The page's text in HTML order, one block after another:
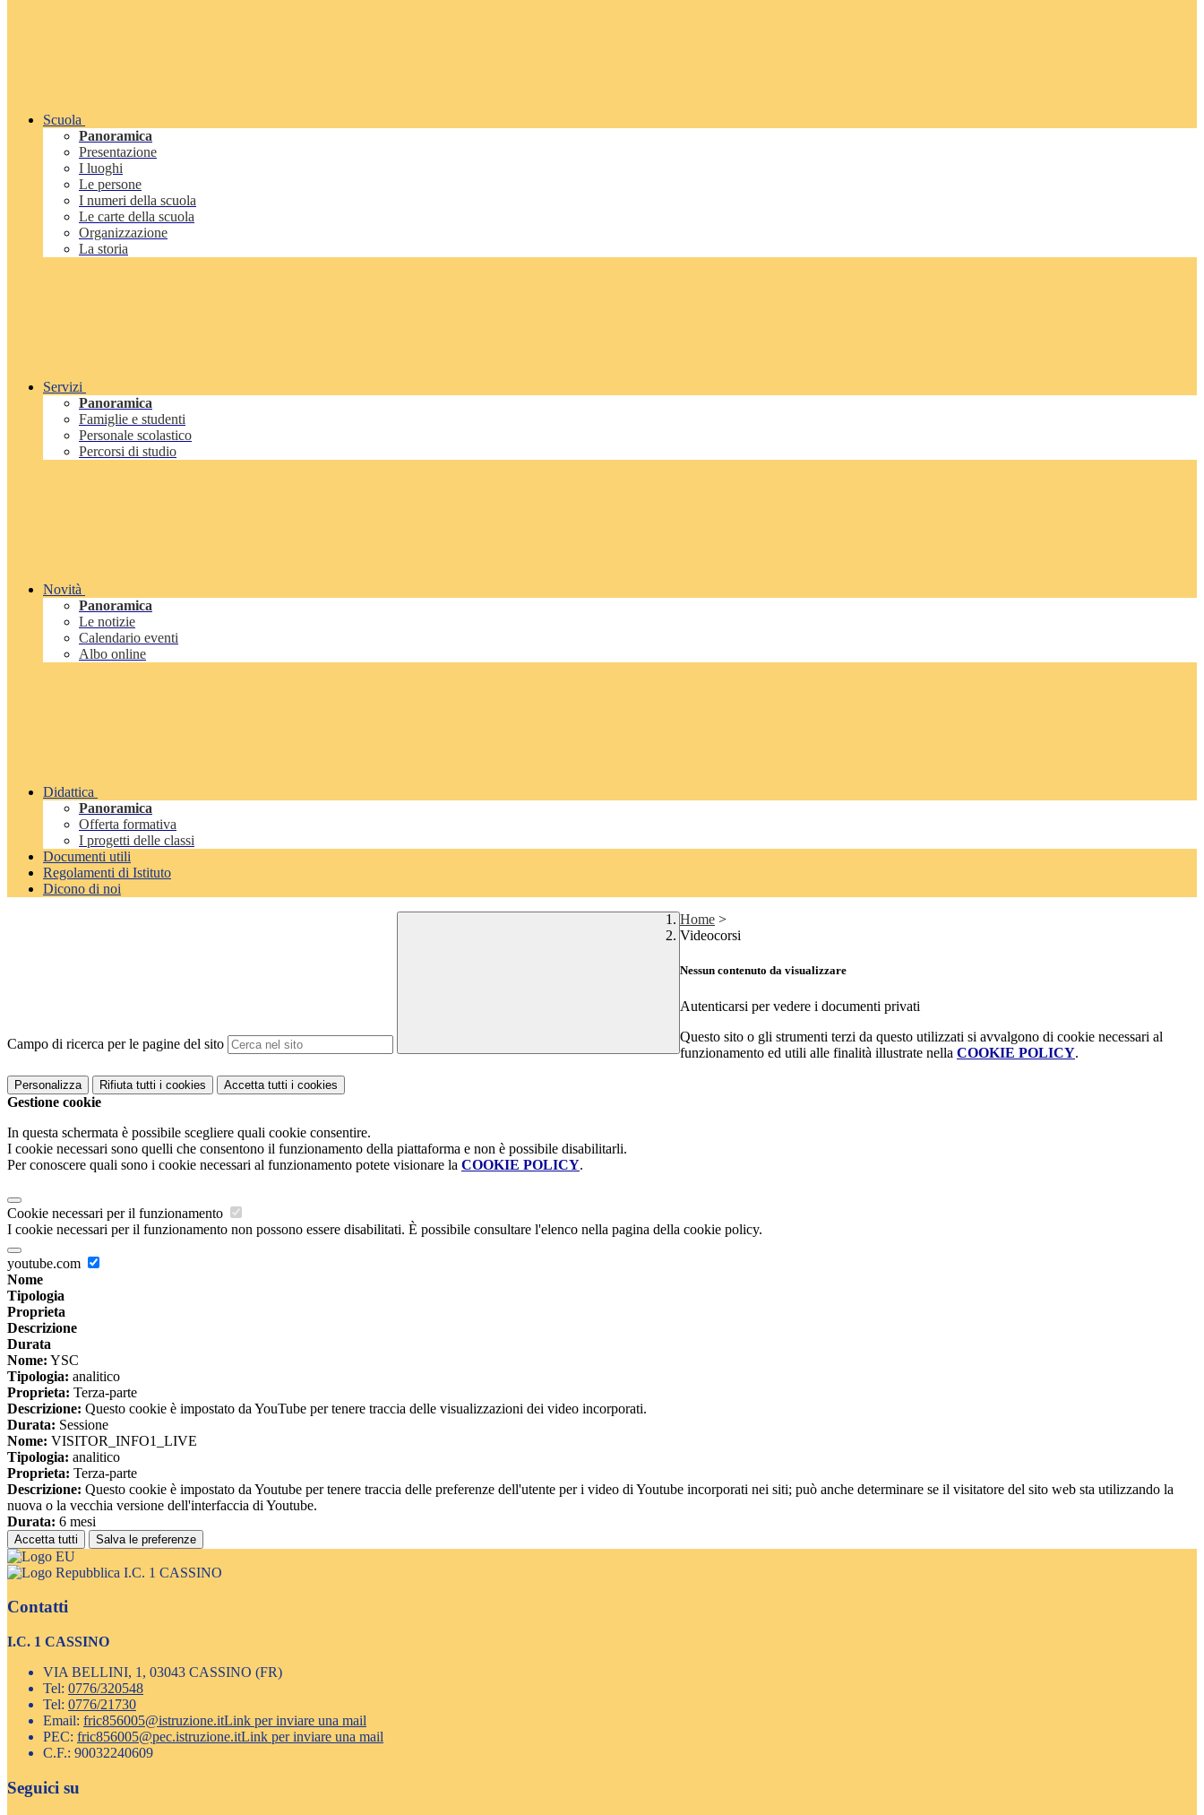
Scuola
Panoramica
Presentazione
I luoghi
Le persone
I numeri della scuola
Le carte della scuola
Organizzazione
La storia
Servizi
Panoramica
Famiglie e studenti
Personale scolastico
Percorsi di studio
Novità
Panoramica
Le notizie
Calendario eventi
Albo online
Didattica
Panoramica
Offerta formativa
I progetti delle classi
Documenti utili
Regolamenti di Istituto
Dicono di noi
Campo di ricerca per le pagine del sito
Home >
Videocorsi
Nessun contenuto da visualizzare
Autenticarsi per vedere i documenti privati
Questo sito o gli strumenti terzi da questo utilizzati si avvalgono di cookie necessari al
funzionamento ed utili alle finalità illustrate nella COOKIE POLICY.
Personalizza Rifiuta tutti i cookies Accetta tutti i cookies
Gestione cookie
In questa schermata è possibile scegliere quali cookie consentire.
I cookie necessari sono quelli che consentono il funzionamento della piattaforma e non è possibile disabilitarli.
Per conoscere quali sono i cookie necessari al funzionamento potete visionare la COOKIE POLICY.
Cookie necessari per il funzionamento
I cookie necessari per il funzionamento non possono essere disabilitati. È possibile consultare l'elenco nella pagina della cookie policy.
youtube.com
Nome
Tipologia
Proprieta
Descrizione
Durata
Nome: YSC
Tipologia: analitico
Proprieta: Terza-parte
Descrizione: Questo cookie è impostato da YouTube per tenere traccia delle visualizzazioni dei video incorporati.
Durata: Sessione
Nome: VISITOR_INFO1_LIVE
Tipologia: analitico
Proprieta: Terza-parte
Descrizione: Questo cookie è impostato da Youtube per tenere traccia delle preferenze dell'utente per i video di Youtube incorporati nei siti; può anche determinare se il visitatore del sito web sta utilizzando la
nuova o la vecchia versione dell'interfaccia di Youtube.
Durata: 6 mesi
Accetta tutti Salva le preferenze
I.C. 1 CASSINO
Contatti
I.C. 1 CASSINO
VIA BELLINI, 1, 03043 CASSINO (FR)
Tel: 0776/320548
Tel: 0776/21730
Email: fric856005@istruzione.itLink per inviare una mail
PEC: fric856005@pec.istruzione.itLink per inviare una mail
C.F.: 90032240609
Seguici su